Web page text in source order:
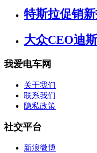
特斯拉促销
大众CEO迪
我爱电车网
关于我们
联系我们
隐私政策
社交平台
新浪微博